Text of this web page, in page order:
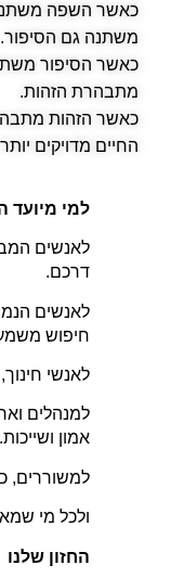
כאשר השפה
משתנה גם הסיפור.
כאשר הסיפור
מתבהרת הזהות.
כאשר הזהות
החיים מדויקים
למי מיועד
לאנשים
דרכם.
לאנשים
חיפוש
לאנשי
למנהלים
אמון ושייכות.
למשוררים,
ולכל מי
החזון שלנו